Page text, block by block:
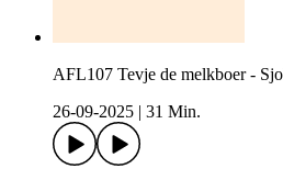
AFL107 Tevje de melkboer -
26-09-2025
31 Min.